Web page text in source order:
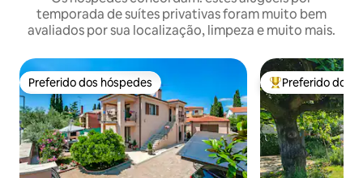
temporada de suítes privativas foram muito bem
avaliados por sua localização, limpeza e muito mais.
Preferido dos hóspedes
Preferido dos hóspedes Entre os
Preferido dos